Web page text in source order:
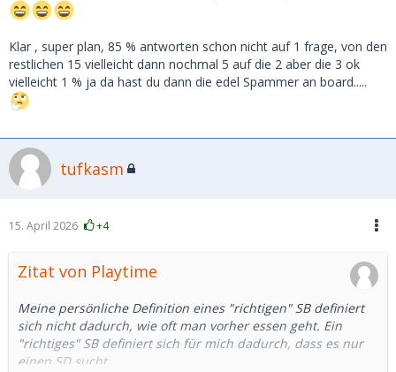
Klar , super plan, 85 % antworten schon nicht auf 1 frage, von den
restlichen 15 vielleicht dann nochmal 5 auf die 2 aber die 3 ok
vielleicht 1 % ja da hast du dann die edel Spammer an board.....
tufkasm
15. April 2026 +4
Zitat von Playtime
Meine persönliche Definition eines "richtigen" SB definiert
sich nicht dadurch, wie oft man vorher essen geht. Ein
"richtiges" SB definiert sich für mich dadurch, dass es nur
einen SD sucht.